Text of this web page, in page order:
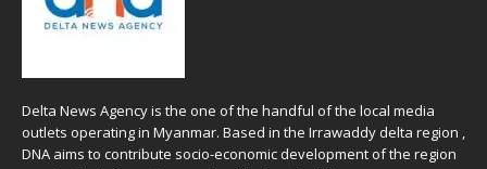
Delta News Agency is the one of the handful of the local media
outlets operating in Myanmar. Based in the Irrawaddy delta region ,
DNA aims to contribute socio-economic development of the region